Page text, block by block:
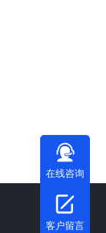
在线咨询
客户留言